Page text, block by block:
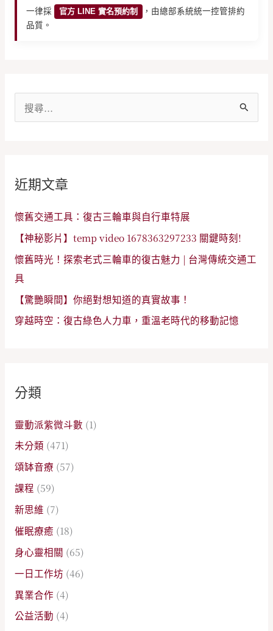
一律採
官方 LINE 實名預約制
，由總部系統統一控管排約
品質。
字
近期文章
懷舊交通工具：復古三輪車與自行車特展
【神秘影片】temp video 1678363297233 關鍵時刻!
懷舊時光！探索老式三輪車的復古魅力 | 台灣傳統交通工
具
【驚艷瞬間】你絕對想知道的真實故事！
穿越時空：復古綠色人力車，重溫老時代的移動記憶
分類
靈動派紫微斗數 (1)
未分類 (471)
頌缽音療 (57)
課程 (59)
新思維 (7)
催眠療癒 (18)
身心靈相關 (65)
一日工作坊 (46)
異業合作 (4)
公益活動 (4)